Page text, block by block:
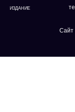
ИЗДАНИЕ
Сайт